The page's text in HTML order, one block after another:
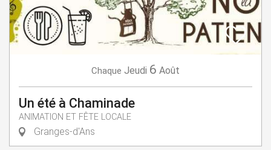
Chaque Jeudi 6 Août
Un été à Chaminade
ANIMATION ET FÊTE LOCALE
Granges-d'Ans